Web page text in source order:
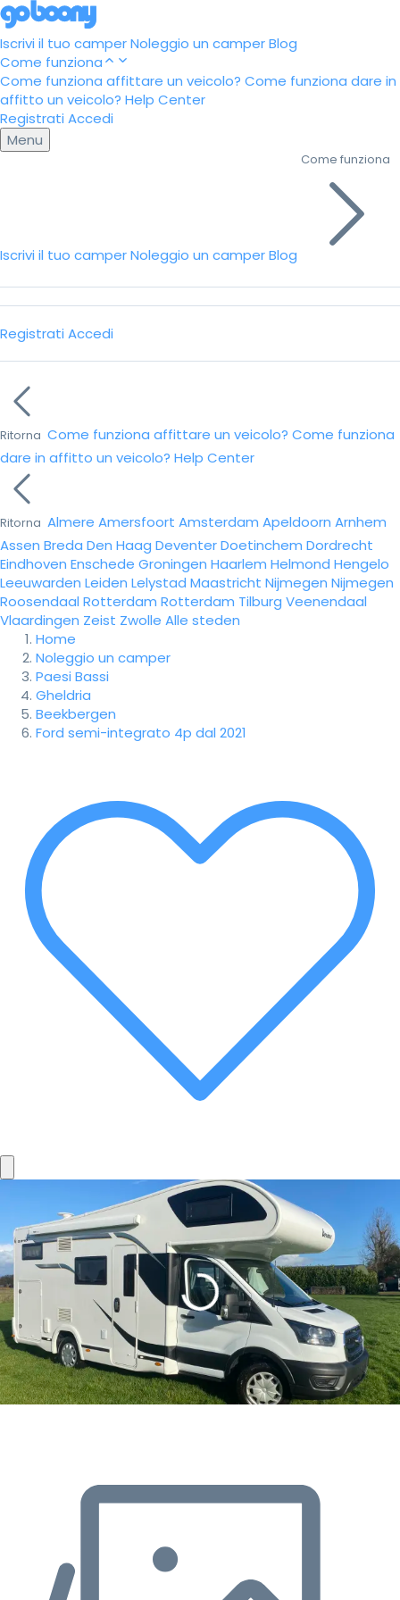
Iscrivi il tuo camperNoleggio un camperBlog
Come funziona
Come funziona affittare un veicolo? Come funziona dare in
affitto un veicolo? Help Center
Registrati Accedi
Menu
Iscrivi il tuo camperNoleggio un camperBlog
Come funziona
Registrati Accedi
Ritorna Come funziona affittare un veicolo? Come funziona
dare in affitto un veicolo? Help Center
Ritorna Almere Amersfoort Amsterdam Apeldoorn Arnhem
Assen Breda Den Haag DeventerDoetinchem Dordrecht
Eindhoven Enschede Groningen Haarlem Helmond Hengelo
Leeuwarden Leiden Lelystad Maastricht Nijmegen Nijmegen
Roosendaal Rotterdam Rotterdam Tilburg Veenendaal
Vlaardingen Zeist Zwolle Alle steden
Home
Noleggio un camper
Paesi Bassi
Gheldria
Beekbergen
Ford semi-integrato 4p dal 2021